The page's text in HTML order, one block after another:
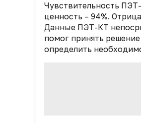
Чувствительность
ценность – 94%.
Данные ПЭТ-КТ
помог принять
определить